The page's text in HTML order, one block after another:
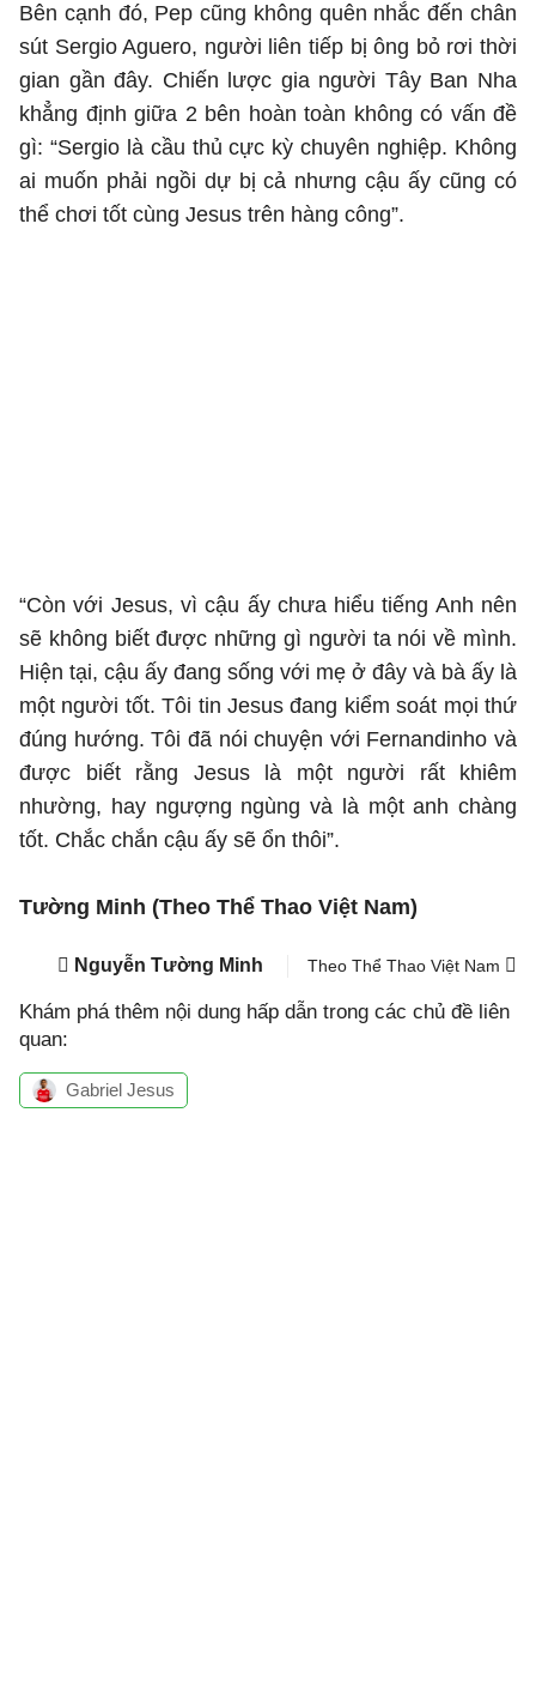
Bên cạnh đó, Pep cũng không quên nhắc đến chân
sút Sergio Aguero, người liên tiếp bị ông bỏ rơi thời
gian gần đây. Chiến lược gia người Tây Ban Nha
khẳng định giữa 2 bên hoàn toàn không có vấn đề
gì: “Sergio là cầu thủ cực kỳ chuyên nghiệp. Không
ai muốn phải ngồi dự bị cả nhưng cậu ấy cũng có
thể chơi tốt cùng Jesus trên hàng công”.
“Còn với Jesus, vì cậu ấy chưa hiểu tiếng Anh nên
sẽ không biết được những gì người ta nói về mình.
Hiện tại, cậu ấy đang sống với mẹ ở đây và bà ấy là
một người tốt. Tôi tin Jesus đang kiểm soát mọi thứ
đúng hướng. Tôi đã nói chuyện với Fernandinho và
được biết rằng Jesus là một người rất khiêm
nhường, hay ngượng ngùng và là một anh chàng
tốt. Chắc chắn cậu ấy sẽ ổn thôi”.
Tường Minh (Theo Thể Thao Việt Nam)
Nguyễn Tường Minh Theo Thể Thao Việt Nam
Khám phá thêm nội dung hấp dẫn trong các chủ đề liên
quan:
Gabriel Jesus